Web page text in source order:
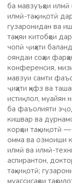
ба мавзуъҳои
илмӣ-таҳқиқотӣ
гузаронидан ва
таҳияи китобҳои
чопӣ ҷиҳати
ояндаи соҳаи
конференсия,
мавзуи самти
ҷиҳати ҳифз ва
истиқлол, муайян
ба фаъолияти
кишвар ва
корҳои таҳқиқотӣ
омма ва озмоиши
илмӣ ва илмӣ-
аспирантон,
таҳқиқотӣ;